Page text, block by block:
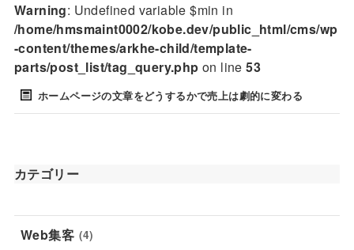
Warning: Undefined variable $min in
/home/hmsmaint0002/kobe.dev/public_html/cms/wp
-content/themes/arkhe-child/template-
parts/post_list/tag_query.php on line53
ホームページの文章をどうするかで売上は劇的に変わる
カテゴリー
Web集客 (4)